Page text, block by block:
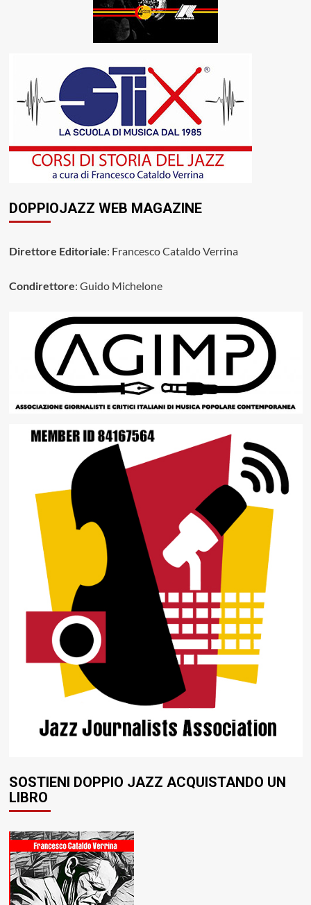
DOPPIOJAZZ WEB MAGAZINE
Direttore Editoriale: Francesco Cataldo Verrina
Condirettore: Guido Michelone
SOSTIENI DOPPIO JAZZ ACQUISTANDO UN
LIBRO